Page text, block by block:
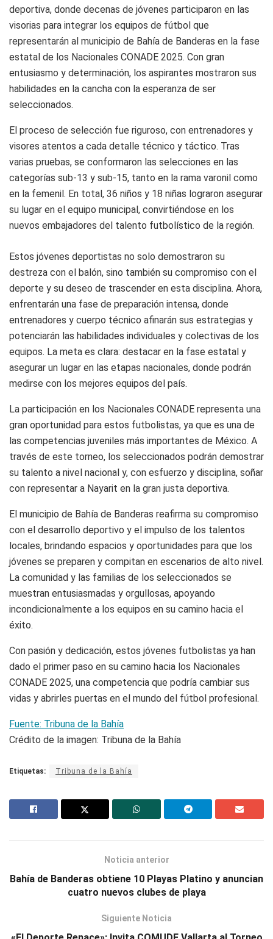
deportiva, donde decenas de jóvenes participaron en las
visorias para integrar los equipos de fútbol que
representarán al municipio de Bahía de Banderas en la fase
estatal de los Nacionales CONADE 2025. Con gran
entusiasmo y determinación, los aspirantes mostraron sus
habilidades en la cancha con la esperanza de ser
seleccionados.
El proceso de selección fue riguroso, con entrenadores y
visores atentos a cada detalle técnico y táctico. Tras
varias pruebas, se conformaron las selecciones en las
categorías sub-13 y sub-15, tanto en la rama varonil como
en la femenil. En total, 36 niños y 18 niñas lograron asegurar
su lugar en el equipo municipal, convirtiéndose en los
nuevos embajadores del talento futbolístico de la región.
Estos jóvenes deportistas no solo demostraron su
destreza con el balón, sino también su compromiso con el
deporte y su deseo de trascender en esta disciplina. Ahora,
enfrentarán una fase de preparación intensa, donde
entrenadores y cuerpo técnico afinarán sus estrategias y
potenciarán las habilidades individuales y colectivas de los
equipos. La meta es clara: destacar en la fase estatal y
asegurar un lugar en las etapas nacionales, donde podrán
medirse con los mejores equipos del país.
La participación en los Nacionales CONADE representa una
gran oportunidad para estos futbolistas, ya que es una de
las competencias juveniles más importantes de México. A
través de este torneo, los seleccionados podrán demostrar
su talento a nivel nacional y, con esfuerzo y disciplina, soñar
con representar a Nayarit en la gran justa deportiva.
El municipio de Bahía de Banderas reafirma su compromiso
con el desarrollo deportivo y el impulso de los talentos
locales, brindando espacios y oportunidades para que los
jóvenes se preparen y compitan en escenarios de alto nivel.
La comunidad y las familias de los seleccionados se
muestran entusiasmadas y orgullosas, apoyando
incondicionalmente a los equipos en su camino hacia el
éxito.
Con pasión y dedicación, estos jóvenes futbolistas ya han
dado el primer paso en su camino hacia los Nacionales
CONADE 2025, una competencia que podría cambiar sus
vidas y abrirles puertas en el mundo del fútbol profesional.
Fuente: Tribuna de la Bahía
Crédito de la imagen: Tribuna de la Bahía
Etiquetas: Tribuna de la Bahía
Noticia anterior
Bahía de Banderas obtiene 10 Playas Platino y anuncian
cuatro nuevos clubes de playa
Siguiente Noticia